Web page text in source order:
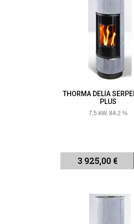
THORMA DELIA
PLUS
7,5 kW, 84,2 %
3 925,00 €